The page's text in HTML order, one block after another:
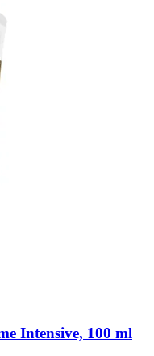
Intensive, 100 ml